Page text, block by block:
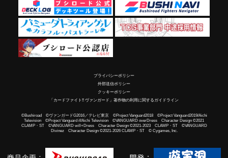
プライバシーポリシー
外部送信ポリシー
クッキーポリシー
「カードファイト!! ヴァンガード」著作物の利用に関するガイドライン
©Bushiroad ©ヴァンガードG2016／テレビ東京 ©Project Vanguard2018 ©Project Vanguard2019/Aichi
Television ©Project Vanguard if/Aichi Television ©VANGUARD overDress Character Design ©2021
CLAMP・ST ©VANGUARD will+Dress Character Design ©2021-2023 CLAMP・ST ©VANGUARD
Divinez Character Design ©2021-2026 CLAMP・ST © Cygames, Inc.